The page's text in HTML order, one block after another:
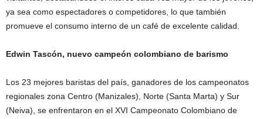
ya sea como espectadores o competidores, lo que también
promueve el consumo interno de un café de excelente calidad.
Edwin Tascón, nuevo campeón colombiano de barismo
Los 23 mejores baristas del país, ganadores de los campeonatos
regionales zona Centro (Manizales), Norte (Santa Marta) y Sur
(Neiva), se enfrentaron en el XVI Campeonato Colombiano de